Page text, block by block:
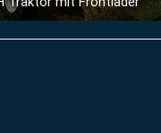
19. September